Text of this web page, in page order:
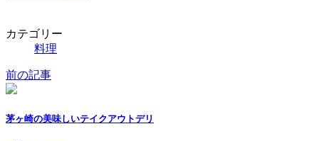
カテゴリー
料理
前の記事
茅ヶ崎の美味しいテイクアウトデリ